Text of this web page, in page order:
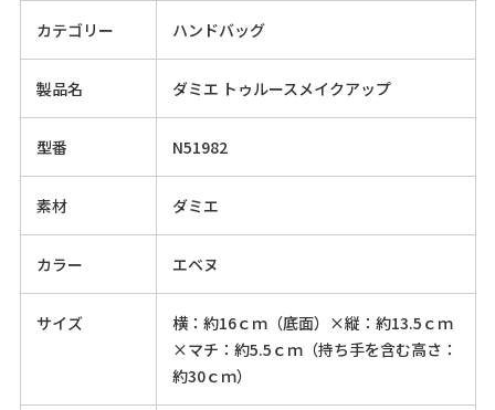
カテゴリー ハンドバッグ
製品名 ダミエ トゥルースメイクアップ
型番 N51982
素材 ダミエ
カラー エベヌ
サイズ
横：約16ｃｍ（底面）×縦：約13.5ｃｍ
×マチ：約5.5ｃｍ（持ち手を含む高さ：
約30ｃｍ）